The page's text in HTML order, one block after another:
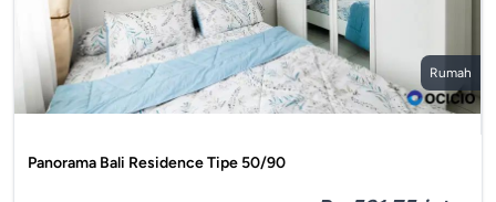
Rumah
Panorama Bali Residence Tipe 50/90